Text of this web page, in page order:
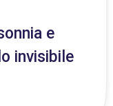
e
invisibile